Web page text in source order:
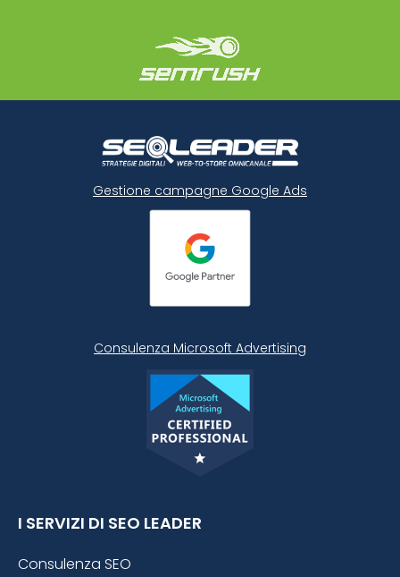
Gestione campagne Google Ads
Consulenza Microsoft Advertising
I SERVIZI DI SEO LEADER
Consulenza SEO